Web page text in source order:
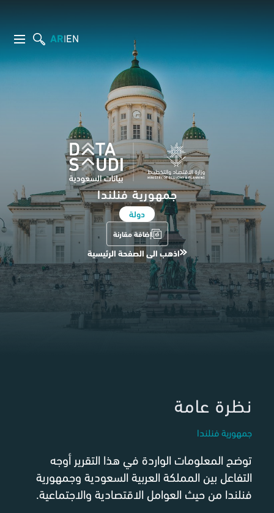
EN
|
AR
جمهورية فنلندا
دولة
إضافة مقارنة
اذهب الى الصفحة الرئيسية
نظرة عامة
جمهورية فنلندا
توضح المعلومات الواردة في هذا التقرير أوجه
التفاعل بين المملكة العربية السعودية وجمهورية
فنلندا من حيث العوامل الاقتصادية والاجتماعية.